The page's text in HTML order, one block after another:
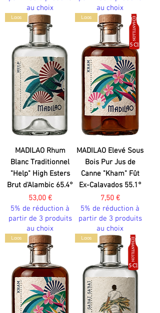
au choix
au choix
Laos
MADILAO Rhum
Blanc Traditionnel
"Help" High Esters
Brut d'Alambic 65.4°
Prix
53,00 €
5% de réduction à
partir de 3 produits
au choix
Laos
MADILAO Elevé Sous
Bois Pur Jus de
Canne "Kham" Fût
Ex-Calavados 55.1°
Prix
7,50 €
5% de réduction à
partir de 3 produits
au choix
Laos Laos